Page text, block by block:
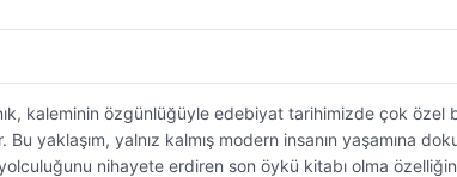
kaleminin özgünlüğüyle edebiyat tarihimizde çok
yaklaşım, yalnız kalmış modern insanın yaşamına
nihayete erdiren son öykü kitabı olma